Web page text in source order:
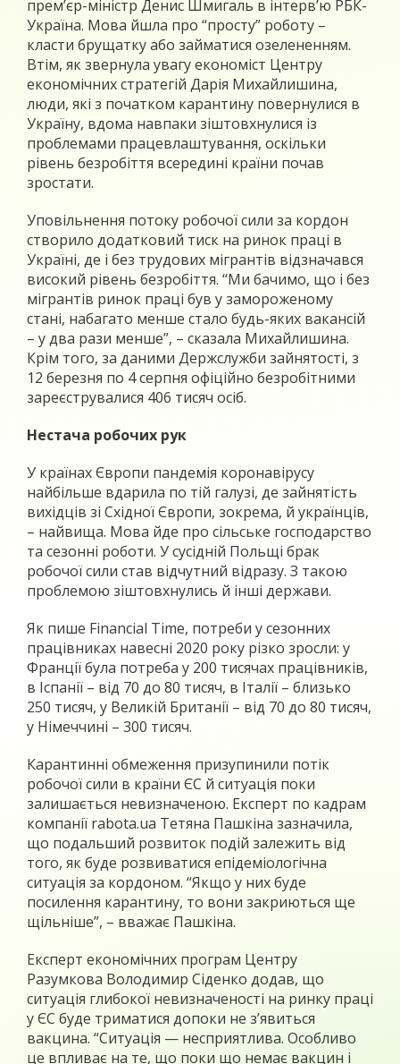
прем’єр-міністр Денис Шмигаль в інтерв’ю РБК-
Україна. Мова йшла про “просту” роботу –
класти брущатку або займатися озелененням.
Втім, як звернула увагу економіст Центру
економічних стратегій Дарія Михайлишина,
люди, які з початком карантину повернулися в
Україну, вдома навпаки зіштовхнулися із
проблемами працевлаштування, оскільки
рівень безробіття всередині країни почав
зростати.
Уповільнення потоку робочої сили за кордон
створило додатковий тиск на ринок праці в
Україні, де і без трудових мігрантів відзначався
високий рівень безробіття. “Ми бачимо, що і без
мігрантів ринок праці був у замороженому
стані, набагато менше стало будь-яких вакансій
– у два рази менше”, – сказала Михайлишина.
Крім того, за даними Держслужби зайнятості, з
12 березня по 4 серпня офіційно безробітними
зареєструвалися 406 тисяч осіб.
Нестача робочих рук
У країнах Європи пандемія коронавірусу
найбільше вдарила по тій галузі, де зайнятість
вихідців зі Східної Європи, зокрема, й українців,
– найвища. Мова йде про сільське господарство
та сезонні роботи. У сусідній Польщі брак
робочої сили став відчутний відразу. З такою
проблемою зіштовхнулись й інші держави.
Як пише Financial Time, потреби у сезонних
працівниках навесні 2020 року різко зросли: у
Франції була потреба у 200 тисячах працівників,
в Іспанії – від 70 до 80 тисяч, в Італії – близько
250 тисяч, у Великій Британії – від 70 до 80 тисяч,
у Німеччині – 300 тисяч.
Карантинні обмеження призупинили потік
робочої сили в країни ЄС й ситуація поки
залишається невизначеною. Експерт по кадрам
компанії rabota.ua Тетяна Пашкіна зазначила,
що подальший розвиток подій залежить від
того, як буде розвиватися епідеміологічна
ситуація за кордоном. “Якщо у них буде
посилення карантину, то вони закриються ще
щільніше”, – вважає Пашкіна.
Експерт економічних програм Центру
Разумкова Володимир Сіденко додав, що
ситуація глибокої невизначеності на ринку праці
у ЄС буде триматися допоки не з’явиться
вакцина. “Ситуація — несприятлива. Особливо
це впливає на те, що поки що немає вакцин і